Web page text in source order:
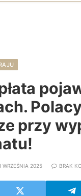
przy
WRZEŚNIA 2025 BRAK